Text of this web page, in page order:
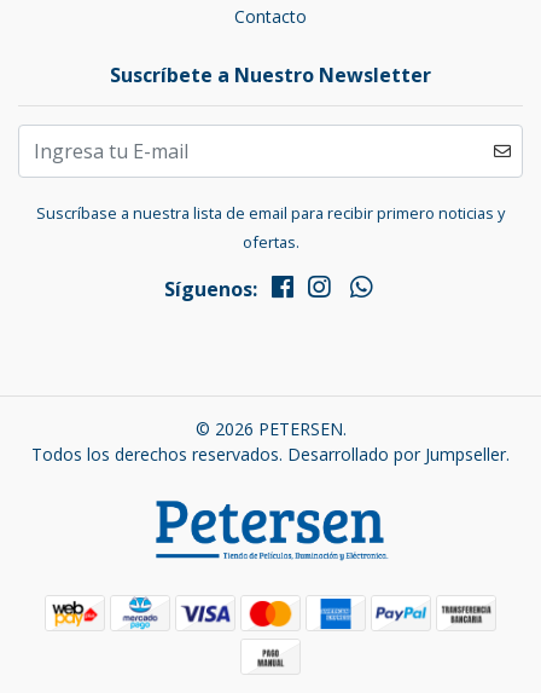
Contacto
Suscríbete a Nuestro Newsletter
Suscríbase a nuestra lista de email para recibir primero noticias y
ofertas.
Síguenos:
© 2026 PETERSEN.
Todos los derechos reservados. Desarrollado por Jumpseller.